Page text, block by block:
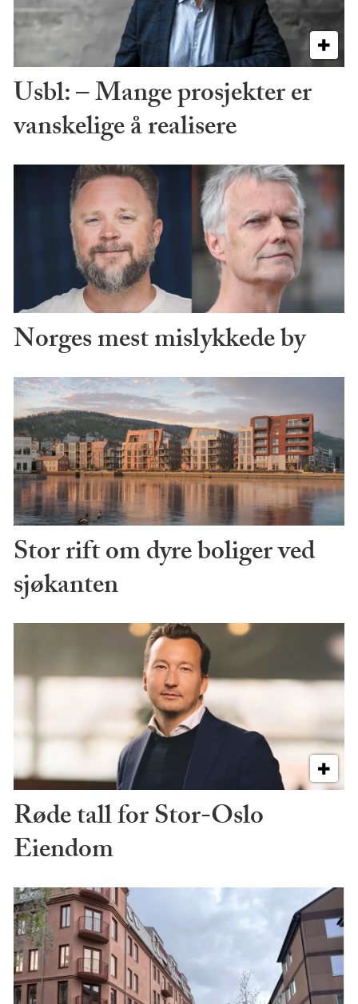
Usbl: – Mange prosjekter er
vanskelige å realisere
Norges mest mislykkede by
Stor rift om dyre boliger ved
sjøkanten
Røde tall for Stor-Oslo
Eiendom